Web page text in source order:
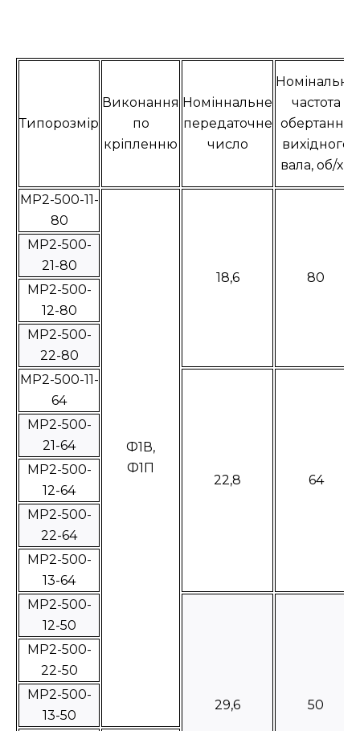
Типорозмір
Виконання
по
кріпленню
Номіннальне
передаточне
число
Номінальна
частота
обертання
вихідного
вала, об/хв
МР2-500-11-
80
Ф1В,
Ф1П
18,6 80
МР2-500-
21-80
МР2-500-
12-80
МР2-500-
22-80
МР2-500-11-
64
22,8 64
МР2-500-
21-64
МР2-500-
12-64
МР2-500-
22-64
МР2-500-
13-64
МР2-500-
12-50
29,6 50
МР2-500-
22-50
МР2-500-
13-50